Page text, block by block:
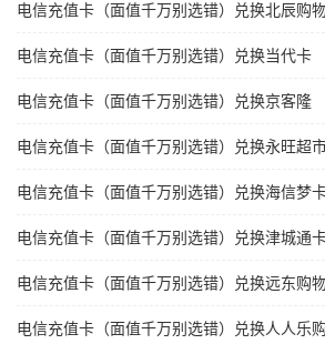
电信充值卡（面值千万别选错）兑换北辰购
电信充值卡（面值千万别选错）兑换当代卡
电信充值卡（面值千万别选错）兑换京客隆
电信充值卡（面值千万别选错）兑换永旺超
电信充值卡（面值千万别选错）兑换海信梦
电信充值卡（面值千万别选错）兑换津城通
电信充值卡（面值千万别选错）兑换远东购
电信充值卡（面值千万别选错）兑换人人乐